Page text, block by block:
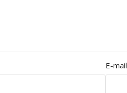
E-mail